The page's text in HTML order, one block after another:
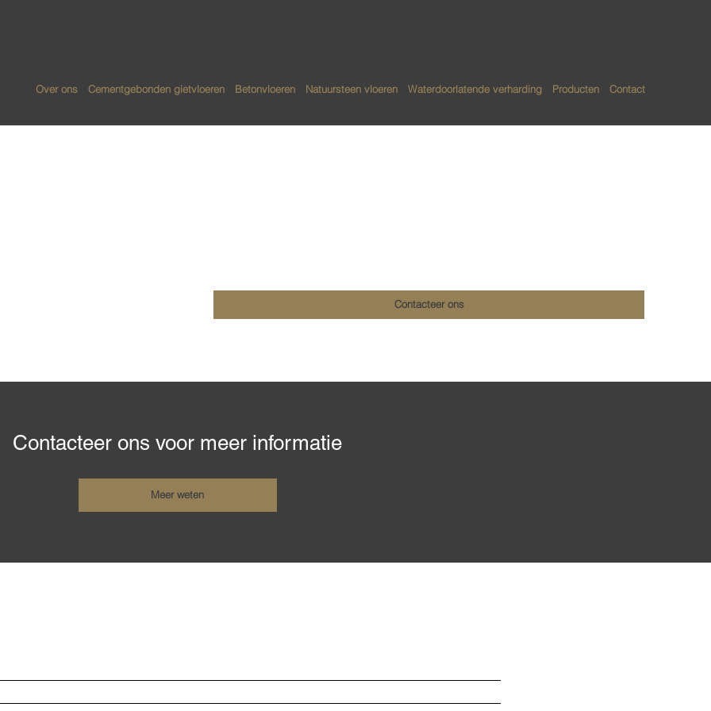
Over ons Cementgebonden gietvloeren Betonvloeren Natuursteen vloeren Waterdoorlatende verharding Producten Contact
Contacteer ons
Contacteer ons voor meer informatie
Meer weten